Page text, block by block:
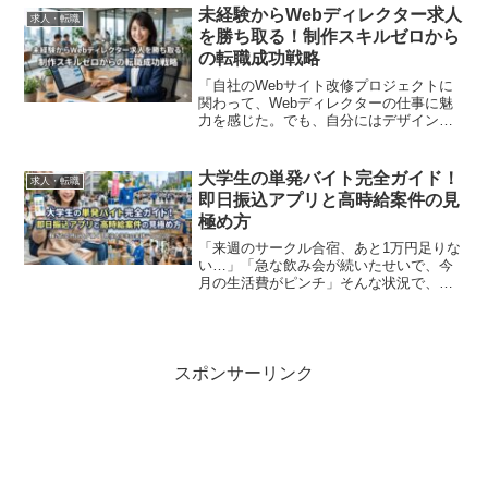
上、多くのパートタイマーの方々のキャ
リア相談に乗ってきた専門...
求人・転職
未経験からWebディレクター求人
を勝ち取る！制作スキルゼロから
の転職成功戦略
「自社のWebサイト改修プロジェクトに
関わって、Webディレクターの仕事に魅
力を感じた。でも、自分にはデザインも
眺めながら、そんな風に焦っていません
か？「Webディレク...
求人・転職
大学生の単発バイト完全ガイド！
即日振込アプリと高時給案件の見
極め方
「来週のサークル合宿、あと1万円足りな
い…」「急な飲み会が続いたせいで、今
月の生活費がピンチ」そんな状況で、ス
スポンサーリンク